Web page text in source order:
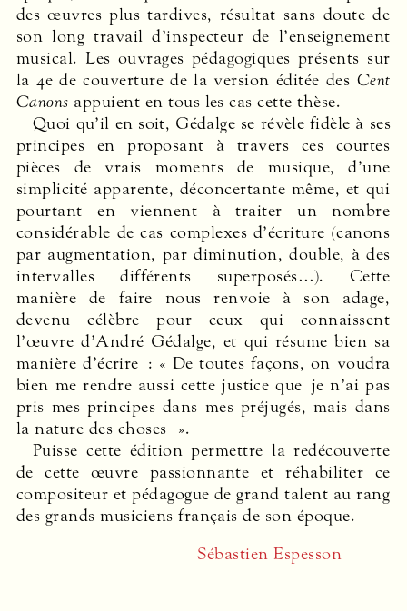
des œuvres plus tardives, résultat sans doute de
son long travail d’inspecteur de l’enseignement
musical. Les ouvrages pédagogiques présents sur
la 4e de couverture de la version éditée des Cent
Canons appuient en tous les cas cette thèse.
Quoi qu’il en soit, Gédalge se révèle fidèle à ses
principes en proposant à travers ces courtes
pièces de vrais moments de musique, d’une
simplicité apparente, déconcertante même, et qui
pourtant en viennent à traiter un nombre
considérable de cas complexes d’écriture (canons
par augmentation, par diminution, double, à des
intervalles différents superposés…). Cette
manière de faire nous renvoie à son adage,
devenu célèbre pour ceux qui connaissent
l’œuvre d’André Gédalge, et qui résume bien sa
manière d’écrire : « De toutes façons, on voudra
bien me rendre aussi cette justice que je n’ai pas
pris mes principes dans mes préjugés, mais dans
la nature des choses ».
Puisse cette édition permettre la redécouverte
de cette œuvre passionnante et réhabiliter ce
compositeur et pédagogue de grand talent au rang
des grands musiciens français de son époque.
Sébastien Espesson